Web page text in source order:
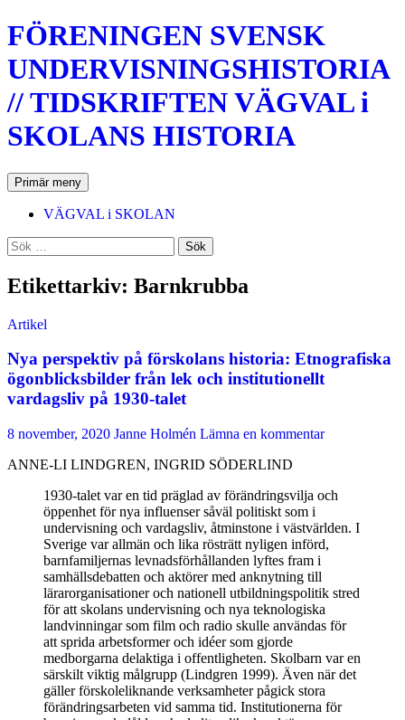
Hoppa
till
innehåll
FÖRENINGEN SVENSK
UNDERVISNINGSHISTORIA
// TIDSKRIFTEN VÄGVAL i
SKOLANS HISTORIA
SökPrimär meny
VÄGVAL i SKOLAN
Sök
efter:
Etikettarkiv: Barnkrubba
Artikel
Nya perspektiv på förskolans historia: Etnografiska
ögonblicksbilder från lek och institutionellt
vardagsliv på 1930-talet
8 november, 2020 Janne Holmén Lämna en kommentar
ANNE-LI LINDGREN, INGRID SÖDERLIND
1930-talet var en tid präglad av förändringsvilja och
öppenhet för nya influenser såväl politiskt som i
undervisning och vardagsliv, åtminstone i västvärlden. I
Sverige var allmän och lika rösträtt nyligen införd,
barnfamiljernas levnadsförhållanden lyftes fram i
samhällsdebatten och aktörer med anknytning till
lärarorganisationer och nationell utbildningspolitik stred
för att skolans undervisning och nya teknologiska
landvinningar som film och radio skulle användas för
att sprida arbetsformer och idéer som gjorde
medborgarna delaktiga i offentligheten. Skolbarn var en
särskilt viktig målgrupp (Lindgren 1999). Även när det
gäller förskoleliknande verksamheter pågick stora
förändringsarbeten vid samma tid. Institutionerna för